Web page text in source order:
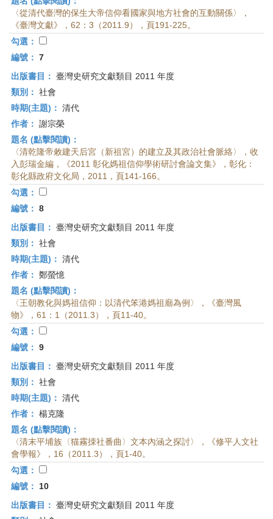
〈從清代臺灣的保生大帝信仰看國家與地方社會的互動關係〉，
《臺灣文獻》，62：3（2011.9），頁191-225。
勾選：
編號： 7
出版書目： 臺灣史研究文獻類目 2011 年度
類別： 社會
時期(主題)： 清代
作者： 謝宗榮
題名 (點擊閱讀)：
〈清乾隆帝敕建天后宮（新祖宮）的建立及其政治社會脈絡〉，收
入彭瑞金編，《2011 彰化媽祖信仰學術研討會論文集》，彰化：
彰化縣政府文化局，2011，頁141-166。
勾選：
編號： 8
出版書目： 臺灣史研究文獻類目 2011 年度
類別： 社會
時期(主題)： 清代
作者： 鄭螢憶
題名 (點擊閱讀)：
〈王朝教化與媽祖信仰：以清代笨港媽祖廟為例〉，《臺灣風
物》，61：1（2011.3），頁11-40。
勾選：
編號： 9
出版書目： 臺灣史研究文獻類目 2011 年度
類別： 社會
時期(主題)： 清代
作者： 楊克隆
題名 (點擊閱讀)：
〈清末平埔族〈猫霧拺社番曲〉文本內涵之探討〉，《修平人文社
會學報》，16（2011.3），頁1-40。
勾選：
編號：
10
出版書目： 臺灣史研究文獻類目 2011 年度